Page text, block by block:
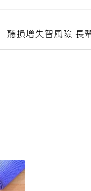
聽損增失智風險 長